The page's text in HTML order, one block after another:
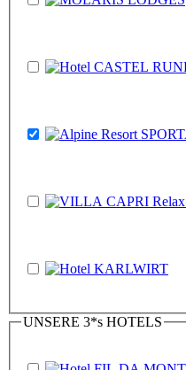
UNSERE 3*s HOTELS